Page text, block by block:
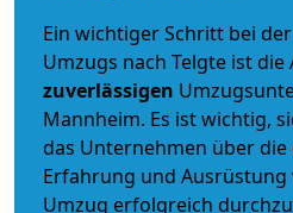
Ein wichtiger Schritt bei
Umzugs nach Telgte ist die
zuverlässigen
Mannheim. Es ist wichtig,
das Unternehmen über
Erfahrung und
Umzug erfolgreich